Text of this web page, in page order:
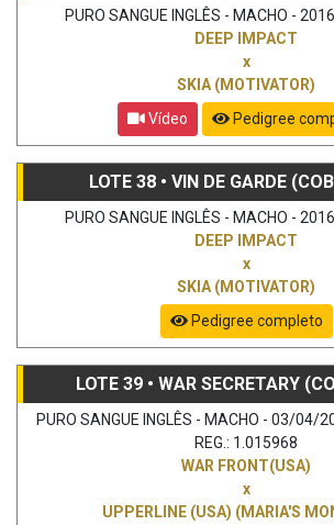
PURO SANGUE INGLÊS - MACHO -
DEEP IMPACT
x
SKIA (MOTIVATOR)
Vídeo
Pedigree
LOTE 38 • VIN DE GARDE
PURO SANGUE INGLÊS - MACHO -
DEEP IMPACT
x
SKIA (MOTIVATOR)
Pedigree completo
LOTE 39 • WAR SECRETARY
PURO SANGUE INGLÊS - MACHO - 03/04/
REG.: 1.015968
WAR FRONT(USA)
x
UPPERLINE (USA) (MARIA'S